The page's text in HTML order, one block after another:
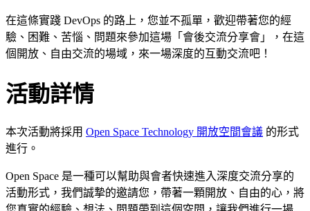
在這條實踐 DevOps 的路上，您並不孤單，歡迎帶著您的經
驗、困難、苦惱、問題來參加這場「會後交流分享會」，在這
個開放、自由交流的場域，來一場深度的互動交流吧！
活動詳情
本次活動將採用 Open Space Technology 開放空間會議 的形式
進行。
Open Space 是一種可以幫助與會者快速進入深度交流分享的
活動形式，我們誠摯的邀請您，帶著一顆開放、自由的心，將